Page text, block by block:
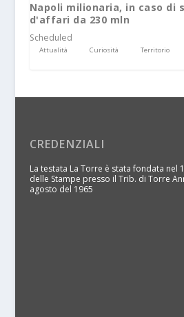
Napoli milionaria, in caso di
d'affari da 230 mln
Scheduled
Attualità Curiosità Territorio
CREDENZIALI
La testata La Torre è stata fondata nel
delle Stampe presso il Trib. di Torre
agosto del 1965